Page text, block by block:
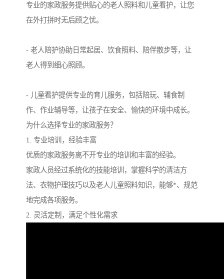
专业的家政服务提供贴心的老人照料和儿童看护，让您
在外打拼时无后顾之忧。
- 老人陪护协助日常起居、饮食照料、陪伴散步等，让
老人得到细心照顾。
- 儿童看护提供专业的育儿服务，包括陪玩、辅食制
作、作业辅导等，让孩子在安全、愉快的环境中成长。
为什么选择专业的家政服务？
1. 专业培训，经验丰富
优质的家政服务离不开专业的培训和丰富的经验。
家政人员经过系统化的技能培训，掌握科学的清洁方
法、衣物护理技巧以及老人儿童照料知识，能够*、规范
地完成各项服务。
2. 灵活定制，满足个性化需求